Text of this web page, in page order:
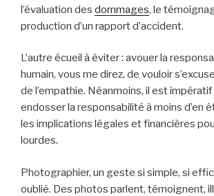
l’évaluation des dommages, le
production d’un rapport d’accident.
L’autre écueil à éviter : avouer la
humain, vous me direz, de vouloir
de l’empathie. Néanmoins, il est
endosser la responsabilité à moins d’en
les implications légales et financières
lourdes.
Photographier, un geste si simple, si
oublié. Des photos parlent, témoignent,